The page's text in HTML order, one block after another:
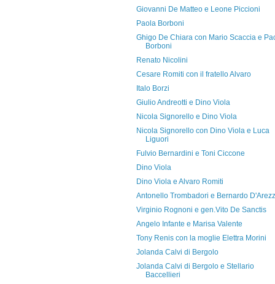
Giovanni De Matteo e Leone Piccioni
Paola Borboni
Ghigo De Chiara con Mario Scaccia e
Borboni
Renato Nicolini
Cesare Romiti con il fratello Alvaro
Italo Borzi
Giulio Andreotti e Dino Viola
Nicola Signorello e Dino Viola
Nicola Signorello con Dino Viola e Luca
Liguori
Fulvio Bernardini e Toni Ciccone
Dino Viola
Dino Viola e Alvaro Romiti
Antonello Trombadori e Bernardo
Virginio Rognoni e gen.Vito De Sanctis
Angelo Infante e Marisa Valente
Tony Renis con la moglie Elettra Morini
Jolanda Calvi di Bergolo
Jolanda Calvi di Bergolo e Stellario
Baccellieri